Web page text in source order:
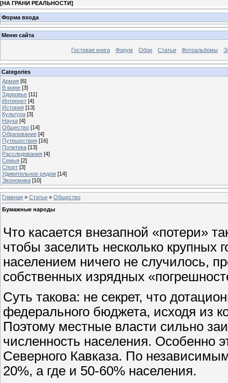
[НА ГРАНИ РЕАЛЬНОСТИ]
Форма входа
Меню сайта
Гостевая книга Форум Обои Статьи Фотоальбомы
Categories
Армия [6]
В мире [3]
Здоровье [11]
Интернет [4]
История [13]
Культура [3]
Наука [4]
Общество [14]
Образование [4]
Путешествия [16]
Политика [13]
Расследования [4]
Семья [2]
Спорт [3]
Удивительное рядом [14]
Экономика [10]
Главная » Статьи » Общество
Бумажные народы
Что касается внезапной «потери»
чтобы заселить несколько крупных
населением ничего не случилось,
собственных изрядных
Суть такова: не секрет, что
федерального бюджета, исходя из
Поэтому местные власти сильно
численность населения. Особенно
Северного Кавказа. По
20%, а где и 50-60% населения.